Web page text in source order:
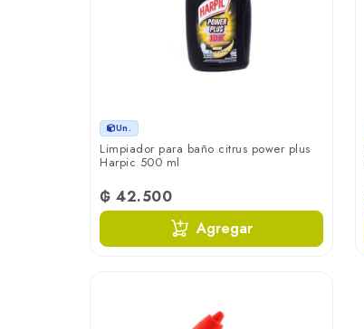
Un.
Limpiador para baño citrus power plus
Harpic 500 ml
₲ 42.500
Agregar